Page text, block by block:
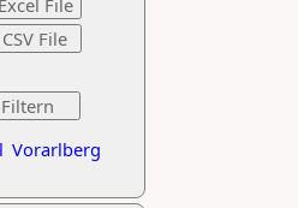
Vorarlberg